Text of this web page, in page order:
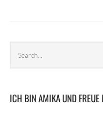
archives
ICH BIN AMIKA UND